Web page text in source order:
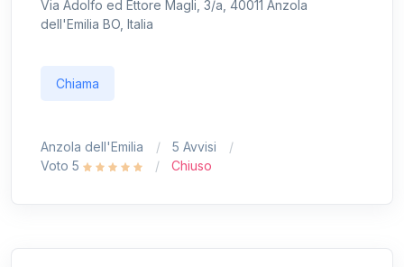
Via Adolfo ed Ettore Magli, 3/a, 40011 Anzola
dell'Emilia BO, Italia
Chiama
Anzola dell'Emilia
5 Avvisi
Voto 5
Chiuso